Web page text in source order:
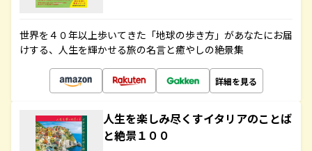
世界を４０年以上歩いてきた「地球の歩き方」があなたにお届
けする、人生を輝かせる旅の名言と癒やしの絶景集
詳細を見る
人生を楽しみ尽くすイタリアのことば
と絶景１００